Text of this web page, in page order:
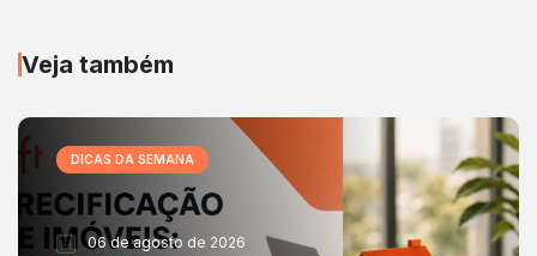
Veja também
DICAS DA SEMANA
06 de agosto de 2026